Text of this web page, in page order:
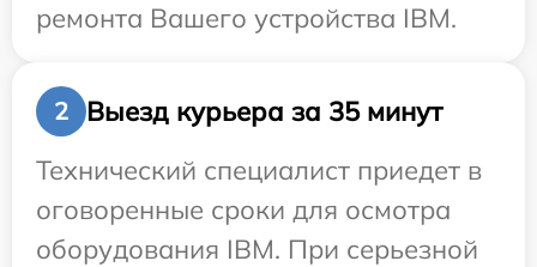
ремонта Вашего устройства IBM.
2
Выезд курьера за 35 минут
Технический специалист приедет в
оговоренные сроки для осмотра
оборудования IBM. При серьезной